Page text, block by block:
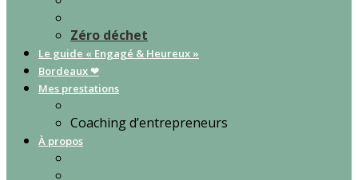
Zéro déchet
Le guide « Engagé & Heureux »
Bordeaux ❤
Mes prestations
Coaching d’entrepreneurs
À propos